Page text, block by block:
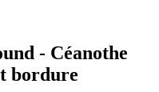
- Céanothe
bordure